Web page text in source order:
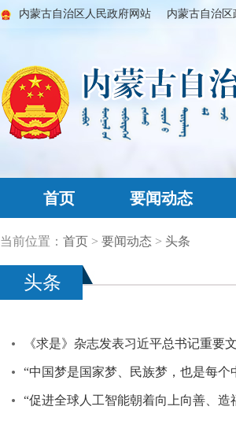
内蒙古自治区人民政府网站 内蒙古自治区
首页 要闻动态
当前位置： 首页 > 要闻动态 > 头条
头条
《求是》杂志发表习近平总书记重要
“中国梦是国家梦、民族梦，也是每
“促进全球人工智能朝着向上向善、